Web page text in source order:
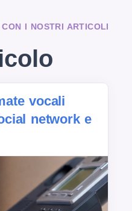
I NOSTRI ARTICOLI
vocali
network e